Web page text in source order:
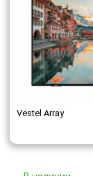
Vestel Array